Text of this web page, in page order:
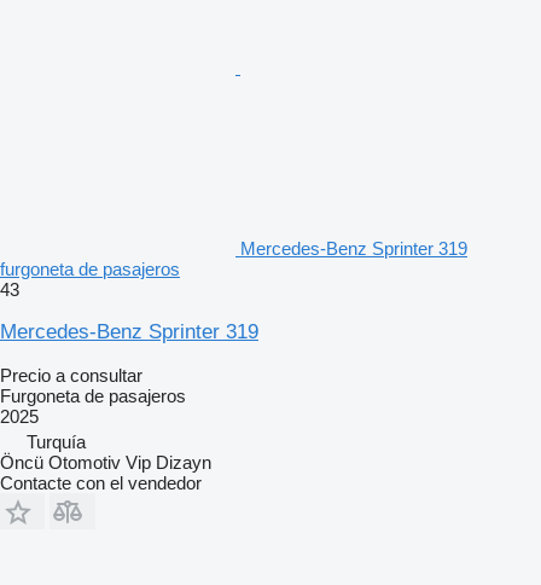
Mercedes-Benz Sprinter 319
furgoneta de pasajeros
43
Mercedes-Benz Sprinter 319
Precio a consultar
Furgoneta de pasajeros
2025
Turquía
Öncü Otomotiv Vip Dizayn
Contacte con el vendedor